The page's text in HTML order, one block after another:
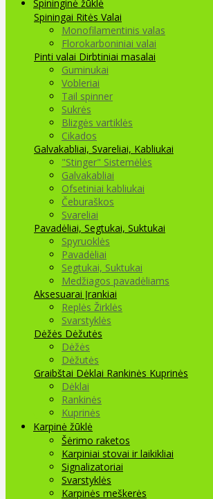
Spininginė žūklė
Spiningai Ritės Valai
Monofilamentinis valas
Florokarboniniai valai
Pinti valai Dirbtiniai masalai
Guminukai
Vobleriai
Tail spinner
Sukrės
Blizgės vartiklės
Cikados
Galvakabliai, Svareliai, Kabliukai
"Stinger" Sistemėlės
Galvakabliai
Ofsetiniai kabliukai
Čeburaškos
Svareliai
Pavadėliai, Segtukai, Suktukai
Spyruoklės
Pavadėliai
Segtukai, Suktukai
Medžiagos pavadėliams
Aksesuarai Įrankiai
Replės Žirklės
Svarstyklės
Dėžės Dėžutės
Dėžės
Dėžutės
Graibštai Dėklai Rankinės Kuprinės
Dėklai
Rankinės
Kuprinės
Karpinė žūklė
Šėrimo raketos
Karpiniai stovai ir laikikliai
Signalizatoriai
Svarstyklės
Karpinės meškerės